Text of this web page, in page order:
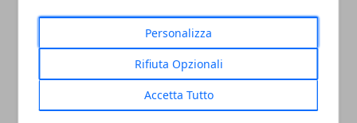
Personalizza
Rifiuta Opzionali
Accetta Tutto